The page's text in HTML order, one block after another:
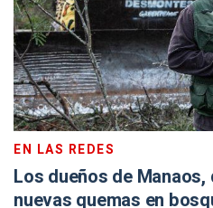
EN LAS REDES
Los dueños de
nuevas quemas en